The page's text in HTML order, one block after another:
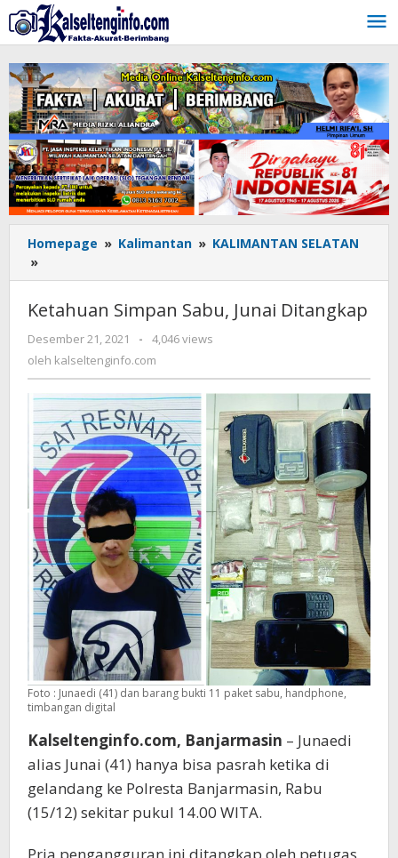
Lewati
ke
konten
Homepage » Kalimantan » KALIMANTAN SELATAN
»
Simpan
Sabu,
Junai
Ditangkap
Ketahuan Simpan Sabu, Junai Ditangkap
Desember 21, 2021
oleh
kalseltenginfo.com
-
4,046 views
oleh kalseltenginfo.com
Foto : Junaedi (41) dan barang bukti 11 paket sabu, handphone,
timbangan digital
Kalseltenginfo.com, Banjarmasin – Junaedi
alias Junai (41) hanya bisa pasrah ketika di
gelandang ke Polresta Banjarmasin, Rabu
(15/12) sekitar pukul 14.00 WITA.